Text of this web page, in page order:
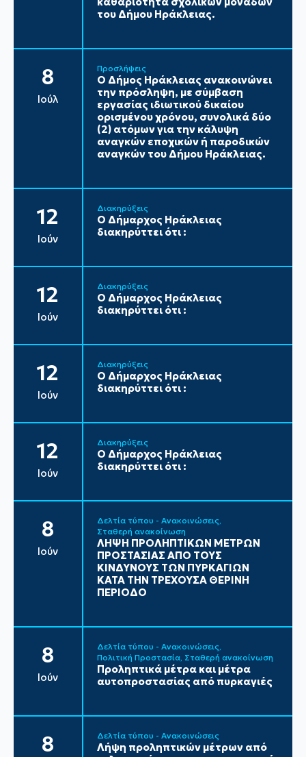
του Δήμου Ηράκλειας.
8
Ιούλ
Προσλήψεις
Ο Δήμος Ηράκλειας ανακοινώνει
την πρόσληψη, με σύμβαση
εργασίας ιδιωτικού δικαίου
ορισμένου χρόνου, συνολικά δύο
(2) ατόμων για την κάλυψη
αναγκών εποχικών ή παροδικών
αναγκών του Δήμου Ηράκλειας.
12
Ιούν
Διακηρύξεις
Ο Δήμαρχος Ηράκλειας
διακηρύττει ότι :
12
Ιούν
Διακηρύξεις
Ο Δήμαρχος Ηράκλειας
διακηρύττει ότι :
12
Ιούν
Διακηρύξεις
Ο Δήμαρχος Ηράκλειας
διακηρύττει ότι :
12
Ιούν
Διακηρύξεις
Ο Δήμαρχος Ηράκλειας
διακηρύττει ότι :
8
Ιούν
Δελτία τύπου - Ανακοινώσεις
Σταθερή ανακοίνωση
ΛΗΨΗ ΠΡΟΛΗΠΤΙΚΩΝ ΜΕΤΡΩΝ
ΠΡΟΣΤΑΣΙΑΣ ΑΠΟ ΤΟΥΣ
ΚΙΝΔΥΝΟΥΣ ΤΩΝ ΠΥΡΚΑΓΙΩΝ
ΚΑΤΑ ΤΗΝ ΤΡΕΧΟΥΣΑ ΘΕΡΙΝΗ
ΠΕΡΙΟΔΟ
8
Ιούν
Δελτία τύπου - Ανακοινώσεις
Πολιτική Προστασία Σταθερή ανακοίνωση
Προληπτικά μέτρα και μέτρα
αυτοπροστασίας από πυρκαγιές
8 Δελτία τύπου - Ανακοινώσεις
Λήψη προληπτικών μέτρων από